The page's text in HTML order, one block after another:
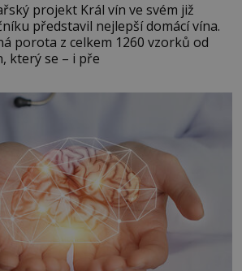
projekt Král vín ve svém již
představil nejlepší domácí vína.
porota z celkem 1260 vzorků od
Král vín, který se – i pře